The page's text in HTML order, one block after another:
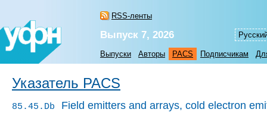
RSS-ленты
Выпуск 7, 2026
Выпуски Авторы PACS Подписчикам
Указатель PACS
85.45.Db Field emitters and arrays, cold electron